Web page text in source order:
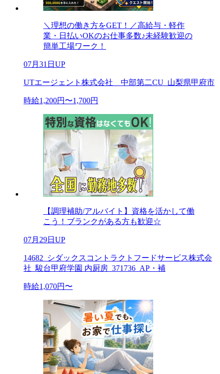
＼理想の働き方をGET！／高給与・軽作
業・日払いOKのお仕事多数♪未経験歓迎の
簡単工場ワーク！
07月31日UP
UTエージェント株式会社 中部第二CU_山梨県甲府市
時給1,200円〜1,700円
【調理補助/アルバイト】資格を活かして働
こう！ブランクがある方も歓迎☆
07月29日UP
14682_シダックスコントラクトフードサービス株式会
社_駿台甲府学園 内厨房_371736_AP・補
時給1,070円〜